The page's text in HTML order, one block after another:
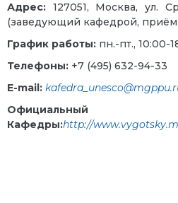
Адрес: 127051, Москва, ул.
(заведующий кафедрой,
График работы: пн.-пт., 10:00-
Телефоны: +7 (495) 632-94-33
E-mail:
Кафедры:http://